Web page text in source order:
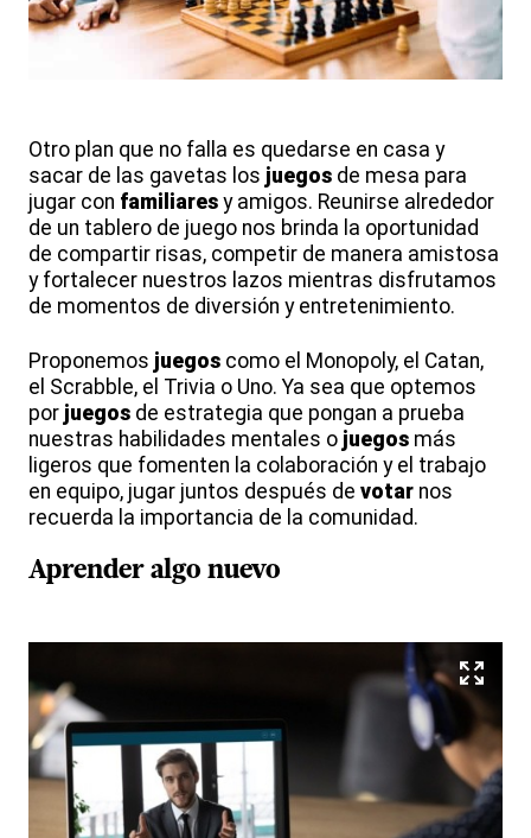
Otro plan que no falla es quedarse en casa y
sacar de las gavetas los juegos de mesa para
jugar con familiares y amigos. Reunirse alrededor
de un tablero de juego nos brinda la oportunidad
de compartir risas, competir de manera amistosa
y fortalecer nuestros lazos mientras disfrutamos
de momentos de diversión y entretenimiento.
Proponemos juegos como el Monopoly, el Catan,
el Scrabble, el Trivia o Uno. Ya sea que optemos
por juegos de estrategia que pongan a prueba
nuestras habilidades mentales o juegos más
ligeros que fomenten la colaboración y el trabajo
en equipo, jugar juntos después de votar nos
recuerda la importancia de la comunidad.
Aprender algo nuevo